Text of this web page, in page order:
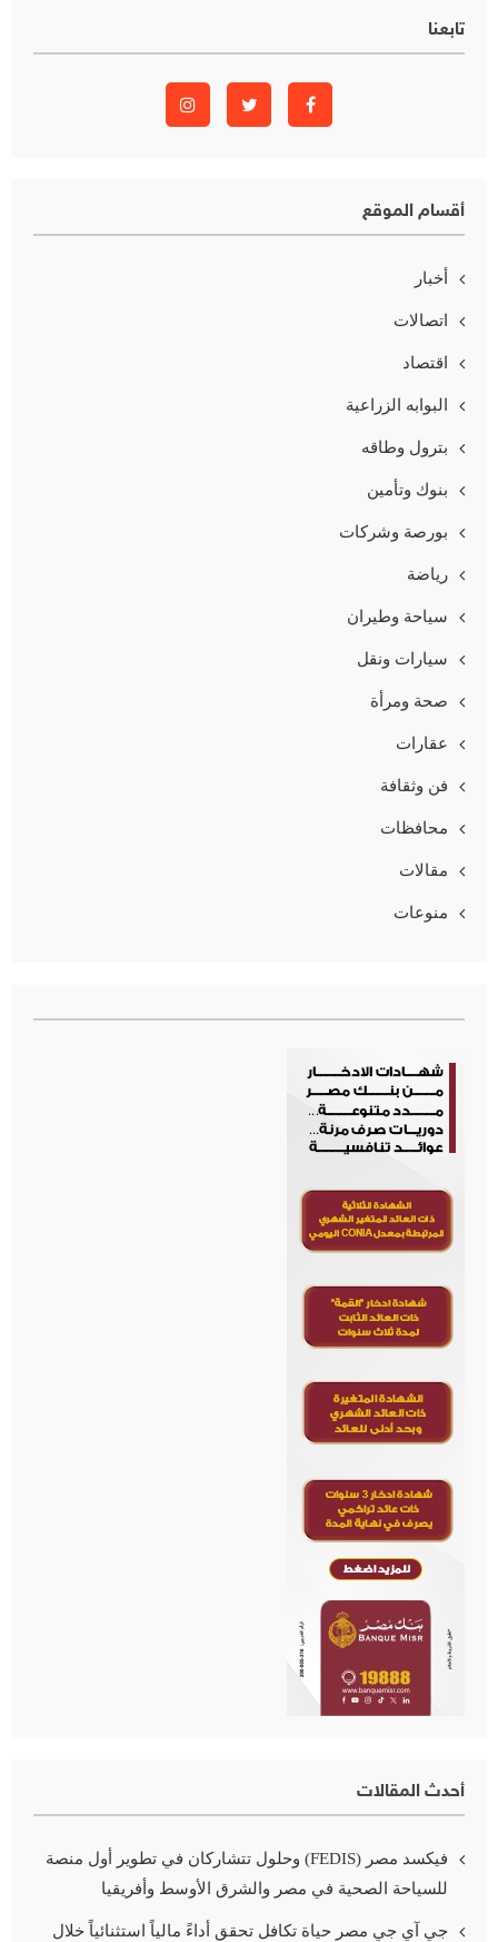
تابعنا
أقسام الموقع
أخبار
اتصالات
اقتصاد
البوابه الزراعية
بترول وطاقه
بنوك وتأمين
بورصة وشركات
رياضة
سياحة وطيران
سيارات ونقل
صحة ومرأة
عقارات
فن وثقافة
محافظات
مقالات
منوعات
أحدث المقالات
فيكسد مصر (FEDIS) وحلول تتشاركان في تطوير أول منصة
للسياحة الصحية في مصر والشرق الأوسط وأفريقيا
جي آي جي مصر حياة تكافل تحقق أداءً مالياً استثنائياً خلال